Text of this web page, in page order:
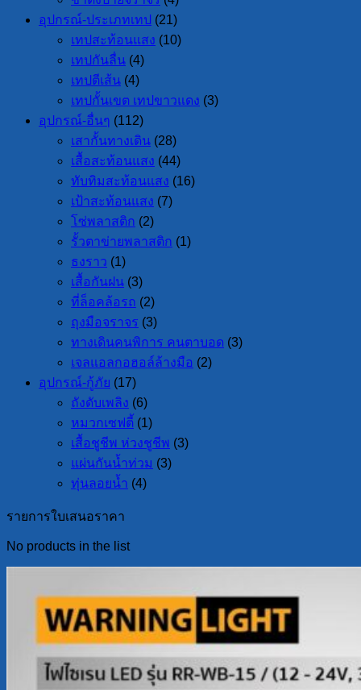
อุปกรณ์-ประเภทเทป
(21)
เทปสะท้อนแสง (10)
เทปกันลื่น (4)
เทปตีเส้น (4)
เทปกั้นเขต เทปขาวแดง (3)
อุปกรณ์-อื่นๆ (112)
เสากั้นทางเดิน (28)
เสื้อสะท้อนแสง (44)
ทับทิมสะท้อนแสง (16)
เป้าสะท้อนแสง (7)
โซ่พลาสติก (2)
รั้วตาข่ายพลาสติก (1)
ธงราว (1)
เสื้อกันฝน (3)
ที่ล็อคล้อรถ (2)
ถุงมือจราจร (3)
ทางเดินคนพิการ คนตาบอด (3)
เจลแอลกอฮอล์ล้างมือ (2)
อุปกรณ์-กู้ภัย (17)
ถังดับเพลิง (6)
หมวกเซฟตี้ (1)
เสื้อชูชีพ ห่วงชูชีพ (3)
แผ่นกันน้ำท่วม (3)
ทุ่นลอยน้ำ (4)
รายการใบเสนอราคา
No products in the list